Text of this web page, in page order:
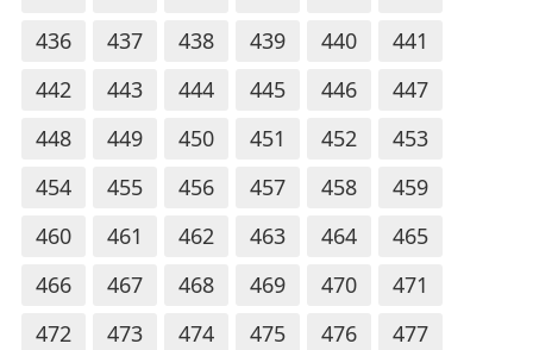
436
437 438 439 440
441
442
443 444 445 446
447
448
449 450 451 452
453
454
455 456 457 458
459
460
461 462 463 464
465
466
467 468 469 470
471
472
473 474 475 476
477